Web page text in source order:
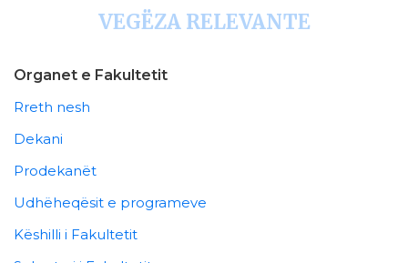
VEGËZA RELEVANTE
Organet e Fakultetit
Rreth nesh
Dekani
Prodekanët
Udhëheqësit e programeve
Këshilli i Fakultetit